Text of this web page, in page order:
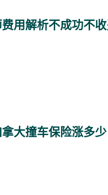
用解析不成功不
大撞车保险涨多少